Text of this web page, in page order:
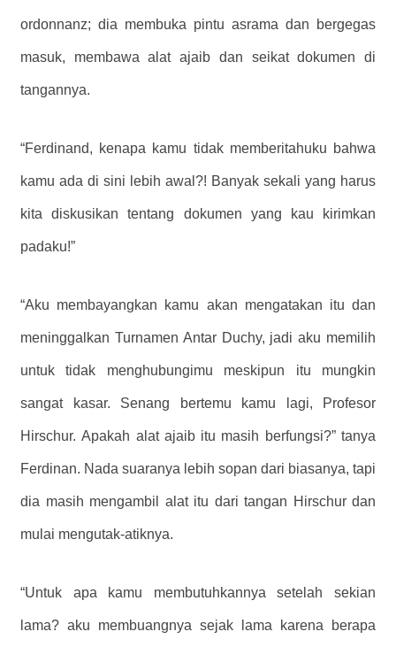
ordonnanz; dia membuka pintu asrama dan bergegas
masuk, membawa alat ajaib dan seikat dokumen di
tangannya.
“Ferdinand, kenapa kamu tidak memberitahuku bahwa
kamu ada di sini lebih awal?! Banyak sekali yang harus
kita diskusikan tentang dokumen yang kau kirimkan
padaku!”
“Aku membayangkan kamu akan mengatakan itu dan
meninggalkan Turnamen Antar Duchy, jadi aku memilih
untuk tidak menghubungimu meskipun itu mungkin
sangat kasar. Senang bertemu kamu lagi, Profesor
Hirschur. Apakah alat ajaib itu masih berfungsi?” tanya
Ferdinan. Nada suaranya lebih sopan dari biasanya, tapi
dia masih mengambil alat itu dari tangan Hirschur dan
mulai mengutak-atiknya.
“Untuk apa kamu membutuhkannya setelah sekian
lama? aku membuangnya sejak lama karena berapa